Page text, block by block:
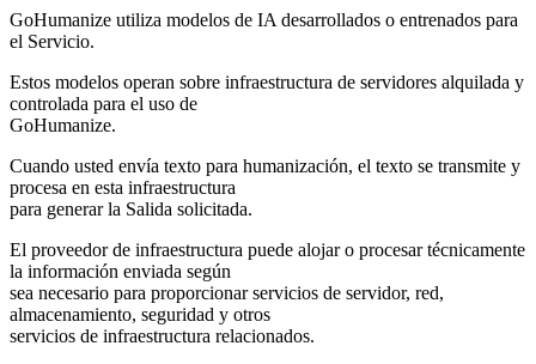
GoHumanize utiliza modelos de IA desarrollados o entrenados para
el Servicio.
Estos modelos operan sobre infraestructura de servidores alquilada y
controlada para el uso de
GoHumanize.
Cuando usted envía texto para humanización, el texto se transmite y
procesa en esta infraestructura
para generar la Salida solicitada.
El proveedor de infraestructura puede alojar o procesar técnicamente
la información enviada según
sea necesario para proporcionar servicios de servidor, red,
almacenamiento, seguridad y otros
servicios de infraestructura relacionados.